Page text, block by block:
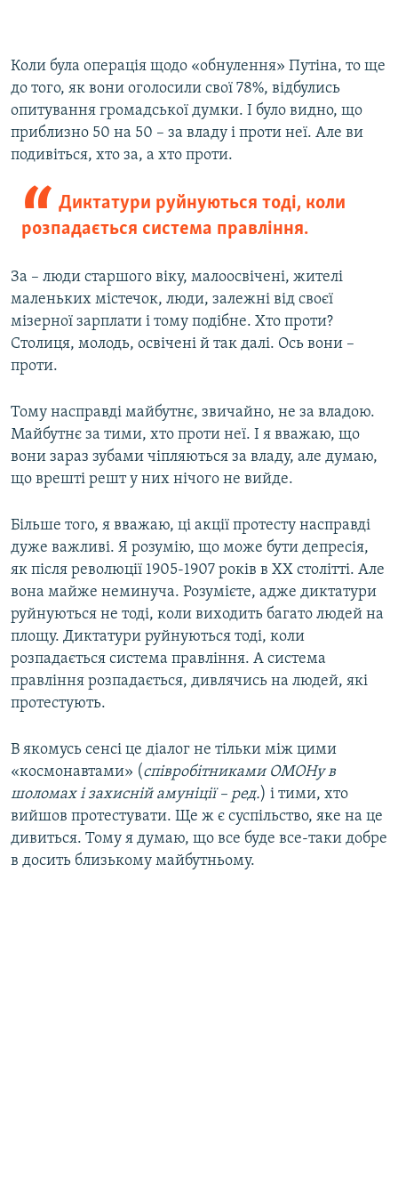
Коли була операція щодо «обнулення» Путіна, то ще
до того, як вони оголосили свої 78%, відбулись
опитування громадської думки. І було видно, що
приблизно 50 на 50 – за владу і проти неї. Але ви
подивіться, хто за, а хто проти.
Диктатури руйнуються тоді, коли
розпадається система правління.
За – люди старшого віку, малоосвічені, жителі
маленьких містечок, люди, залежні від своєї
мізерної зарплати і тому подібне. Хто проти?
Столиця, молодь, освічені й так далі. Ось вони –
проти.
Тому насправді майбутнє, звичайно, не за владою.
Майбутнє за тими, хто проти неї. І я вважаю, що
вони зараз зубами чіпляються за владу, але думаю,
що врешті решт у них нічого не вийде.
Більше того, я вважаю, ці акції протесту насправді
дуже важливі. Я розумію, що може бути депресія,
як після революції 1905-1907 років в XX столітті. Але
вона майже неминуча. Розумієте, адже диктатури
руйнуються не тоді, коли виходить багато людей на
площу. Диктатури руйнуються тоді, коли
розпадається система правління. А система
правління розпадається, дивлячись на людей, які
протестують.
В якомусь сенсі це діалог не тільки між цими
«космонавтами» (співробітниками ОМОНу в
шоломах і захисній амуніції – ред.) і тими, хто
вийшов протестувати. Ще ж є суспільство, яке на це
дивиться. Тому я думаю, що все буде все-таки добре
в досить близькому майбутньому.